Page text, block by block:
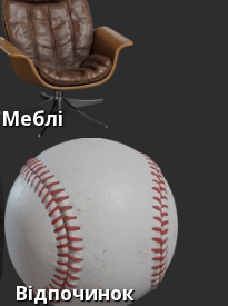
Меблі
Відпочинок